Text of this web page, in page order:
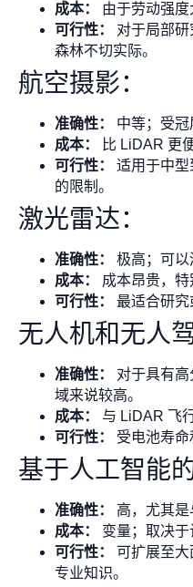
成本：
由于劳动强度
可行性：
对于局部
森林不切实际。
航空摄影：
准确性：
中等；受冠
成本：
比 LiDAR 更
可行性：
适用于中
的限制。
激光雷达：
准确性：
极高；可以
成本：
成本昂贵，特
可行性：
最适合研究
无人机和无人
准确性：
对于具有
域来说较高。
成本：
与 LiDAR 飞
可行性：
受电池寿命
基于人工智能
准确性：
高，尤其是
成本：
变量；取决于
可行性：
可扩展至
专业知识。